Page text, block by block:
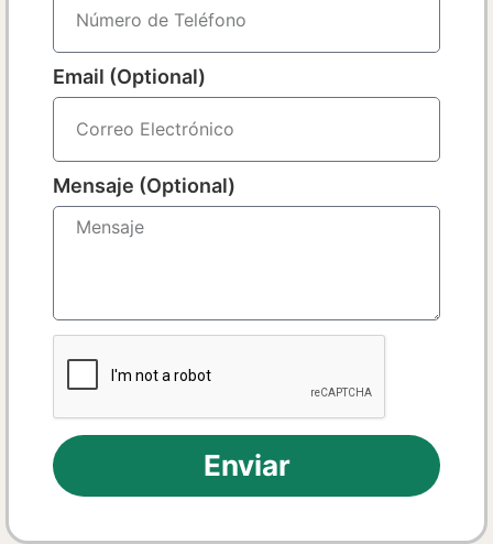
Email (Optional)
Mensaje (Optional)
Enviar